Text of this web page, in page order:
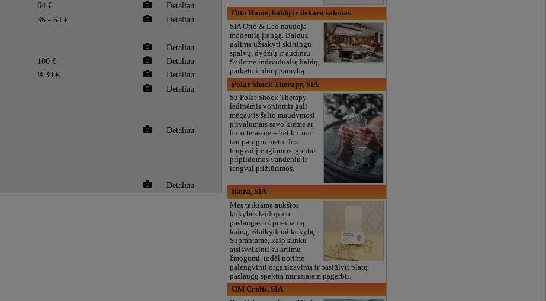
64 €
Detaliau
36 - 64 €
Detaliau
Detaliau
100 €
Detaliau
iš 30 €
Detaliau
Detaliau
Detaliau
Detaliau
Otto Home, baldų ir dekoro salonas
SIA Otto & Leo naudoja
modernią įrangą. Baldus
galima užsakyti skirtingų
spalvų, dydžių ir audinių.
Siūlome individualią baldų,
parketo ir durų gamybą.
Polar Shock Therapy, SIA
Su Polar Shock Therapy
ledinėmis voniomis gali
mėgautis šalto maudymosi
privalumais savo kieme ar
buto terasoje – bet kuriuo
tau patogiu metu. Jos
lengvai įrengiamos, greitai
pripildomos vandeniu ir
lengvai prižiūrimos.
Ikora, SIA
Mes teikiame aukštos
kokybės laidojimo
paslaugas už prieinamą
kainą, išlaikydami kokybę.
Suprantame, kaip sunku
atsisveikinti su artimu
žmogumi, todėl norime
palengvinti organizavimą ir pasiūlyti platų
paslaugų spektrą mirusiajam pagerbti.
OM Crafts, SIA